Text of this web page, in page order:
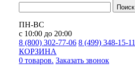
Поиск
ПН-ВС
с 10:00 до 20:00
8 (800) 302-77-06 8 (499) 348-15-11
КОРЗИНА
0 товаров. Заказать звонок